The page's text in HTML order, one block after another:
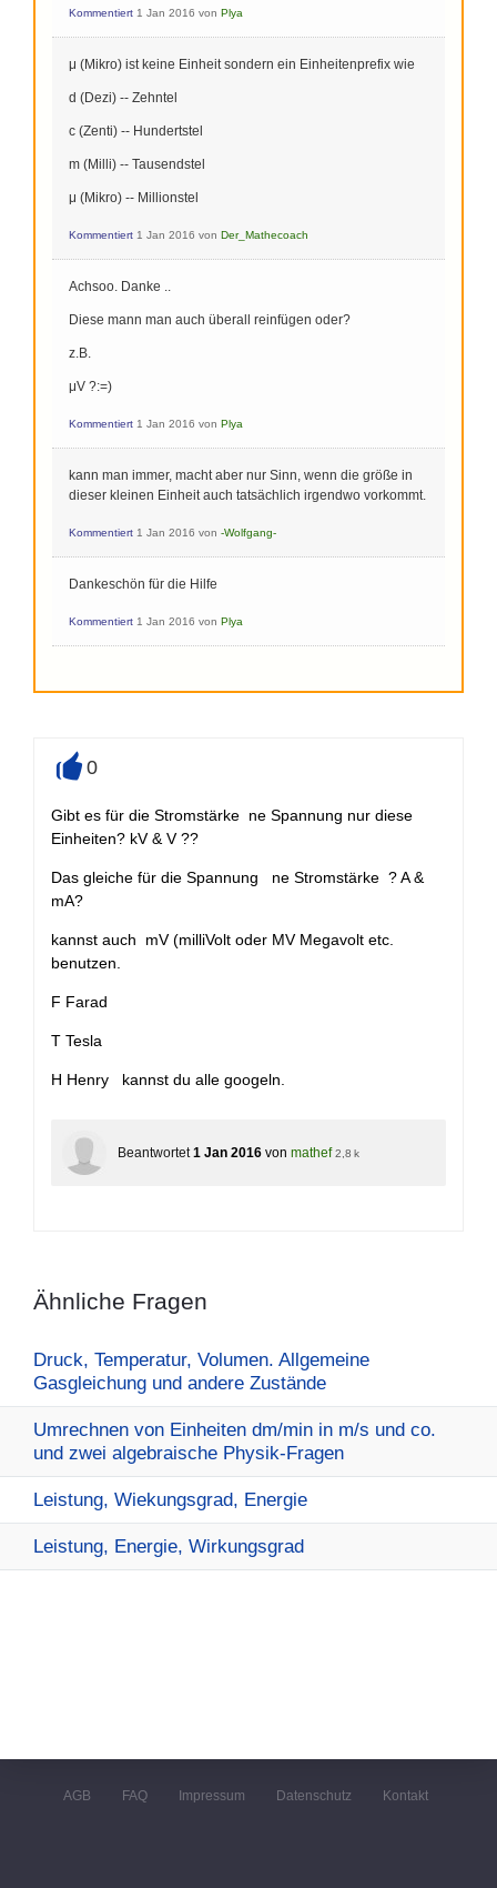
Kommentiert 1 Jan 2016 von Plya
μ (Mikro) ist keine Einheit sondern ein Einheitenprefix wie
d (Dezi) -- Zehntel
c (Zenti) -- Hundertstel
m (Milli) -- Tausendstel
μ (Mikro) -- Millionstel
Kommentiert 1 Jan 2016 von Der_Mathecoach
Achsoo. Danke ..
Diese mann man auch überall reinfügen oder?
z.B.
μV ?:=)
Kommentiert 1 Jan 2016 von Plya
kann man immer, macht aber nur Sinn, wenn die größe in
dieser kleinen Einheit auch tatsächlich irgendwo vorkommt.
Kommentiert 1 Jan 2016 von -Wolfgang-
Dankeschön für die Hilfe
Kommentiert 1 Jan 2016 von Plya
0
Gibt es für die Stromstärke ne Spannung nur diese
Einheiten? kV & V ??
Das gleiche für die Spannung ne Stromstärke ? A &
mA?
kannst auch mV (milliVolt oder MV Megavolt etc.
benutzen.
F Farad
T Tesla
H Henry kannst du alle googeln.
Beantwortet 1 Jan 2016 von mathef 2,8 k
Ähnliche Fragen
Druck, Temperatur, Volumen. Allgemeine
Gasgleichung und andere Zustände
Umrechnen von Einheiten dm/min in m/s und co.
und zwei algebraische Physik-Fragen
Leistung, Wiekungsgrad, Energie
Leistung, Energie, Wirkungsgrad
AGB FAQ Impressum Datenschutz Kontakt